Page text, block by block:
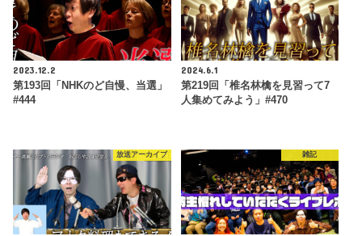
2023.12.2
第193回「NHKのど自慢、当選」
#444
2024.6.1
第219回「椎名林檎を見習って7
人集めてみよう」#470
放送アーカイブ 雑記